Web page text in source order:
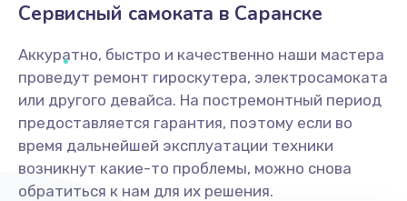
Сервисный самоката в Саранске
Аккуратно, быстро и качественно наши мастера
проведут ремонт гироскутера, электросамоката
или другого девайса. На постремонтный период
предоставляется гарантия, поэтому если во
время дальнейшей эксплуатации техники
возникнут какие-то проблемы, можно снова
обратиться к нам для их решения.